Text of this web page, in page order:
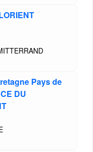
Pays de
DU